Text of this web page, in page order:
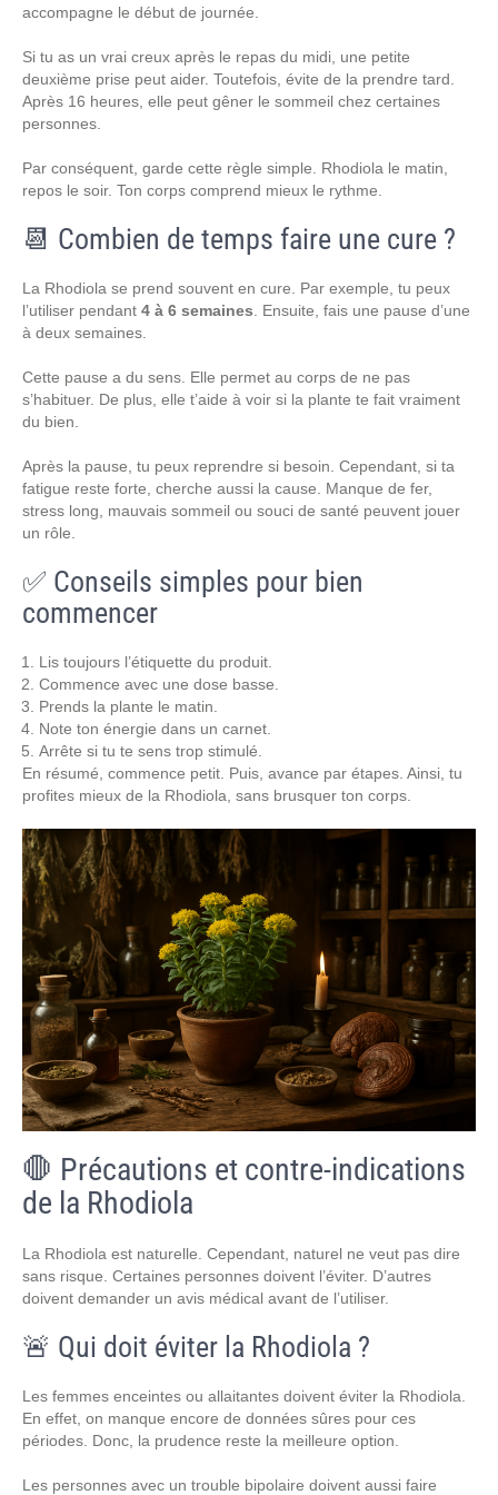
accompagne le début de journée.
Si tu as un vrai creux après le repas du midi, une petite
deuxième prise peut aider. Toutefois, évite de la prendre tard.
Après 16 heures, elle peut gêner le sommeil chez certaines
personnes.
Par conséquent, garde cette règle simple. Rhodiola le matin,
repos le soir. Ton corps comprend mieux le rythme.
📆 Combien de temps faire une cure ?
La Rhodiola se prend souvent en cure. Par exemple, tu peux
l’utiliser pendant 4 à 6 semaines . Ensuite, fais une pause d’une
à deux semaines.
Cette pause a du sens. Elle permet au corps de ne pas
s’habituer. De plus, elle t’aide à voir si la plante te fait vraiment
du bien.
Après la pause, tu peux reprendre si besoin. Cependant, si ta
fatigue reste forte, cherche aussi la cause. Manque de fer,
stress long, mauvais sommeil ou souci de santé peuvent jouer
un rôle.
✅ Conseils simples pour bien
commencer
Lis toujours l’étiquette du produit.
Commence avec une dose basse.
Prends la plante le matin.
Note ton énergie dans un carnet.
Arrête si tu te sens trop stimulé.
En résumé, commence petit. Puis, avance par étapes. Ainsi, tu
profites mieux de la Rhodiola, sans brusquer ton corps.
🛑 Précautions et contre-indications
de la Rhodiola
La Rhodiola est naturelle. Cependant, naturel ne veut pas dire
sans risque. Certaines personnes doivent l’éviter. D’autres
doivent demander un avis médical avant de l’utiliser.
🚨 Qui doit éviter la Rhodiola ?
Les femmes enceintes ou allaitantes doivent éviter la Rhodiola.
En effet, on manque encore de données sûres pour ces
périodes. Donc, la prudence reste la meilleure option.
Les personnes avec un trouble bipolaire doivent aussi faire